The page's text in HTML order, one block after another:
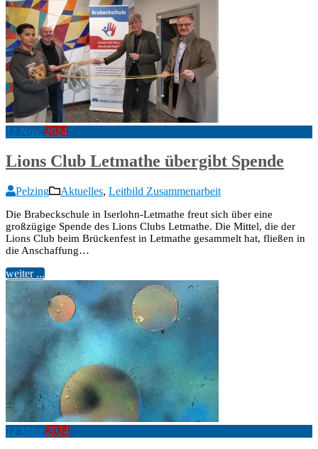
12 Nov. 2024
Lions Club Letmathe übergibt Spende
Pelzing Aktuelles, Leitbild Zusammenarbeit
Die Brabeckschule in Iserlohn-Letmathe freut sich über eine
großzügige Spende des Lions Clubs Letmathe. Die Mittel, die der
Lions Club beim Brückenfest in Letmathe gesammelt hat, fließen in
die Anschaffung…
weiter ...
12 März 2024